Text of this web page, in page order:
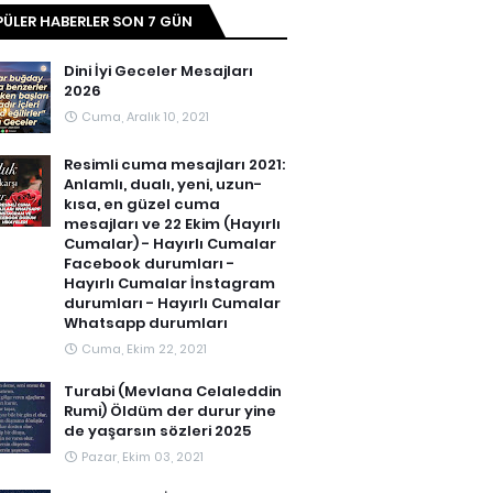
HABERLER SON 7 GÜN
Dini İyi Geceler Mesajları
2026
Cuma, Aralık 10, 2021
Resimli cuma mesajları 2021:
Anlamlı, dualı, yeni, uzun-
kısa, en güzel cuma
mesajları ve 22 Ekim (Hayırlı
Cumalar) - Hayırlı Cumalar
Facebook durumları -
Hayırlı Cumalar İnstagram
durumları - Hayırlı Cumalar
Whatsapp durumları
Cuma, Ekim 22, 2021
Turabi (Mevlana Celaleddin
Rumi) Öldüm der durur yine
de yaşarsın sözleri 2025
Pazar, Ekim 03, 2021